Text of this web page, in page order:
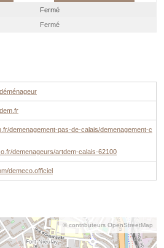
Fermé
Fermé
demenagement-pas-de-calais/demenagement-c
demenageurs/artdem-calais-62100
demeco.officiel
© contributeurs OpenStreetMap